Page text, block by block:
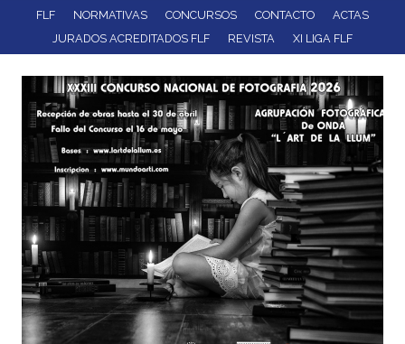
c
n
e
v
a
FLF NORMATIVAS CONCURSOS CONTACTO
ACTAS
JURADOS ACREDITADOS FLF
REVISTA XI LIGA FLF